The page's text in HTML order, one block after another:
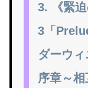
3. 《緊
3「
ダーウ
序章～